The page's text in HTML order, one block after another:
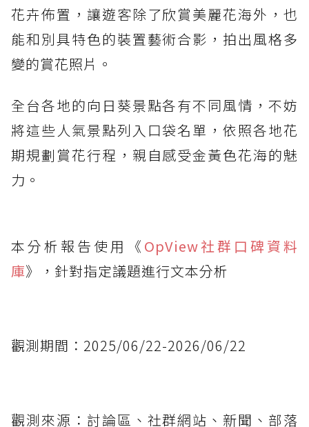
花卉佈置，讓遊客除了欣賞美麗花海外，也
能和別具特色的裝置藝術合影，拍出風格多
變的賞花照片。
全台各地的向日葵景點各有不同風情，不妨
將這些人氣景點列入口袋名單，依照各地花
期規劃賞花行程，親自感受金黃色花海的魅
力。
本分析報告使用《 OpView社群口碑資料
庫》，針對指定議題進行文本分析
觀測期間：2025/06/22-2026/06/22
觀測來源：討論區、社群網站、新聞、部落